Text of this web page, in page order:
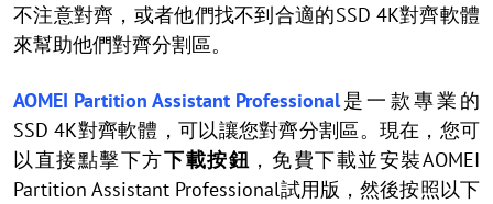
不注意對齊，或者他們找不到合適的SSD 4K對齊軟體
來幫助他們對齊分割區。
AOMEI Partition Assistant Professional是一款專業的
SSD 4K對齊軟體，可以讓您對齊分割區。現在，您可
以直接點擊下方下載按鈕 ，免費下載並安裝AOMEI
Partition Assistant Professional試用版，然後按照以下